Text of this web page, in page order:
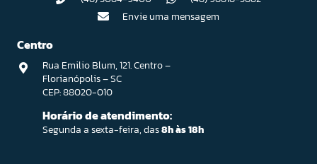
Envie uma mensagem
Centro
Rua Emilio Blum, 121. Centro –
Florianópolis – SC
CEP: 88020-010
Horário de atendimento:
Segunda a sexta-feira, das8h às 18h